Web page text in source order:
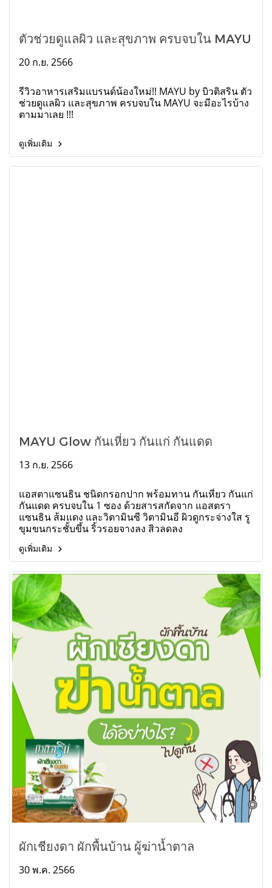
ตัวช่วยดูแลผิว และสุขภาพ ครบจบใน MAYU
20 ก.ย. 2566
รีวิวอาหารเสริมแบรนด์น้องใหม่!! MAYU by บิวติสริน ตัว
ช่วยดูแลผิว และสุขภาพ ครบจบใน MAYU จะมีอะไรบ้าง
ตามมาเลย !!!
ดูเพิ่มเติม
MAYU Glow กันเหี่ยว กันแก่ กันแดด
13 ก.ย. 2566
แอสตาแซนธิน ชนิดกรอกปาก พร้อมทาน กันเหี่ยว กันแก่
กันแดด ครบจบใน 1 ซอง ด้วยสารสกัดจาก แอสตรา
แซนธิน ส้มแดง และวิตามินซี วิตามินอี ผิวดูกระจ่างใส รู
ขุมขนกระชั้บขึ้น ริ้วรอยจางลง สิวลดลง
ดูเพิ่มเติม
ผักเชียงดา ผักพื้นบ้าน ผู้ฆ่าน้ำตาล
30 พ.ค. 2566